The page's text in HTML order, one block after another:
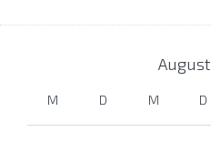
August
M D M D